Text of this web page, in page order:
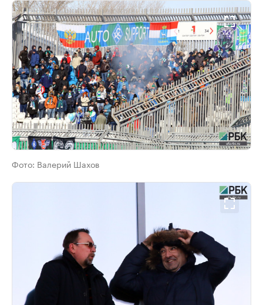
Фото: Валерий Шахов